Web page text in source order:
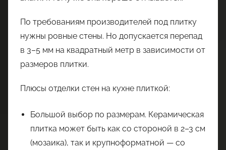
По требованиям производителей под плитку
нужны ровные стены. Но допускается перепад
в 3–5 мм на квадратный метр в зависимости от
размеров плитки.
Плюсы отделки стен на кухне плиткой:
Большой выбор по размерам. Керамическая
плитка может быть как со стороной в 2–3 см
(мозаика), так и крупноформатной — со